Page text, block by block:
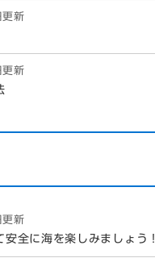
新
新
新
安全に海を楽しみましょう！